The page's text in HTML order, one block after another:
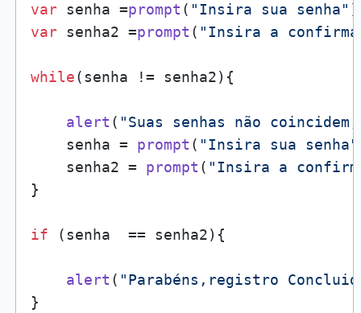
var senha =prompt ( "Insira sua senha"
var senha2 =prompt ( "Insira a
while(senha != senha2){
alert ( "Suas senhas não
    senha =
prompt ( "Insira sua senha"
    senha2 =
prompt ( "Insira a
}
if (senha  == senha2){
alert ( "Parabéns,registro
}